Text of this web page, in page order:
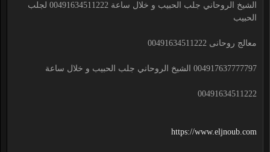
الشيخ الروحاني جلب الحبيب و خلال ساعة 00491634511222 لجلب
الحبيب
معالج روحانى 00491634511222
004917637777797 الشيخ الروحاني جلب الحبيب و خلال ساعة
00491634511222
https://www.eljnoub.com